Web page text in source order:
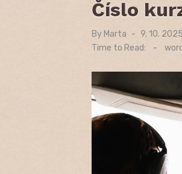
Číslo
By Marta
Posted
on
9. 10. 2025
Time to Read:
-